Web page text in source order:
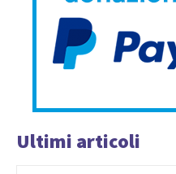
Ultimi articoli